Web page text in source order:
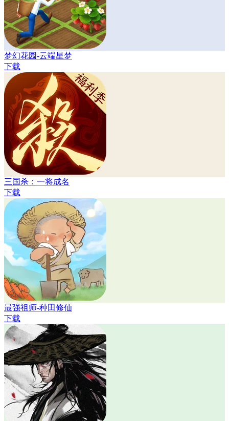
梦幻花园-云端星梦
下载
三国杀：一将成名
下载
最强祖师-种田修仙
下载